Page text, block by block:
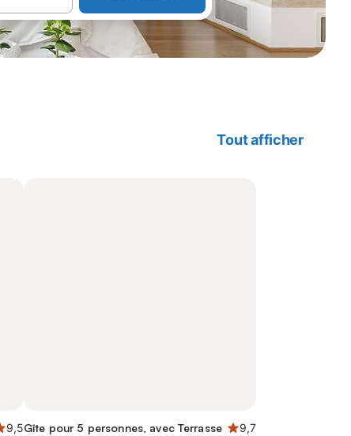
Tout afficher
9,5Gîte pour 5 personnes, avec Terrasse
9,7